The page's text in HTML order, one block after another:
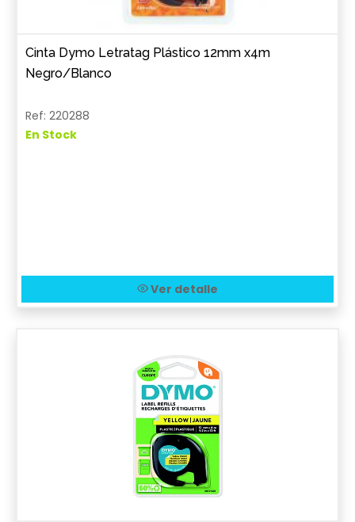
Cinta Dymo Letratag Plástico 12mm x4m
Negro/Blanco
Ref: 220288
En Stock
Ver detalle